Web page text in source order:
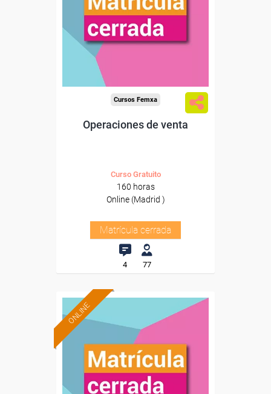
Cursos Femxa
Operaciones de venta
Curso Gratuito
160 horas
Online (Madrid )
Matrícula cerrada
4 77
ONLINE